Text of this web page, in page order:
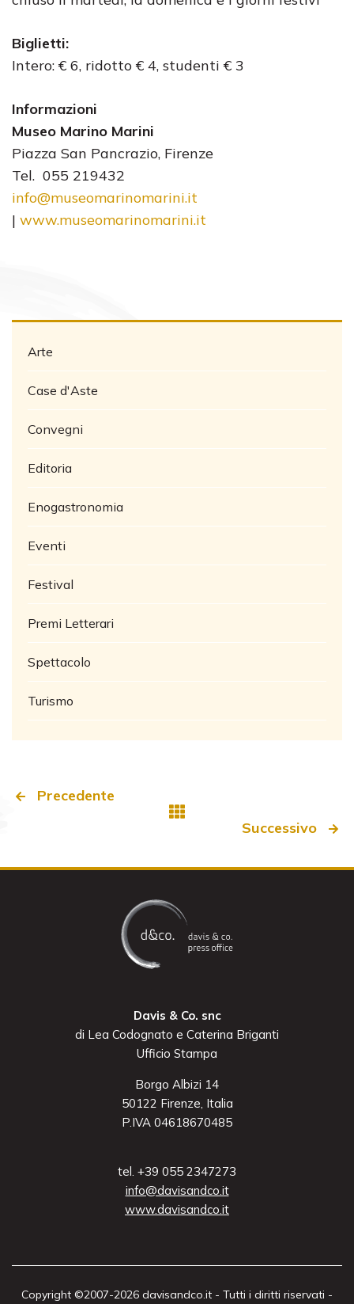
Biglietti:
Intero: € 6, ridotto € 4, studenti € 3
Informazioni
Museo Marino Marini
Piazza San Pancrazio, Firenze
Tel. 055 219432
info@museomarinomarini.it
| www.museomarinomarini.it
Arte
Case d'Aste
Convegni
Editoria
Enogastronomia
Eventi
Festival
Premi Letterari
Spettacolo
Turismo
Precedente
Successivo
Davis & Co. snc
di Lea Codognato e Caterina Briganti
Ufficio Stampa
Borgo Albizi 14
50122 Firenze, Italia
P.IVA 04618670485
tel. +39 055 2347273
info@davisandco.it
www.davisandco.it
Copyright ©2007-2026 davisandco.it - Tutti i diritti riservati -